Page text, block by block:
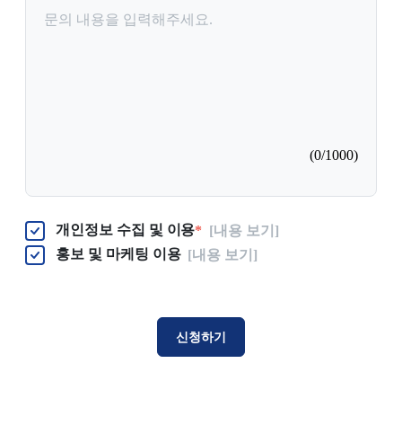
(0/1000)
개인정보 수집 및 이용* [내용 보기]
홍보 및 마케팅 이용 [내용 보기]
신청하기